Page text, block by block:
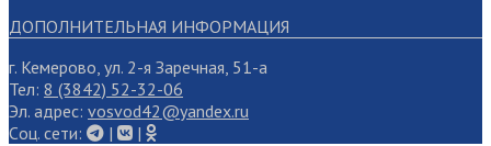
ДОПОЛНИТЕЛЬНАЯ ИНФОРМАЦИЯ
г. Кемерово, ул. 2-я Заречная, 51-а
Тел: 8 (3842) 52-32-06
Эл. адрес: vosvod42@yandex.ru
Cоц. сети:
| |